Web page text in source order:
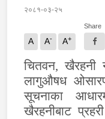
२०८१-०३-२५
A A- A+
Share
चितवन, खैरहनी
लागुऔषध
सूचनाका
खैरहनीबाट